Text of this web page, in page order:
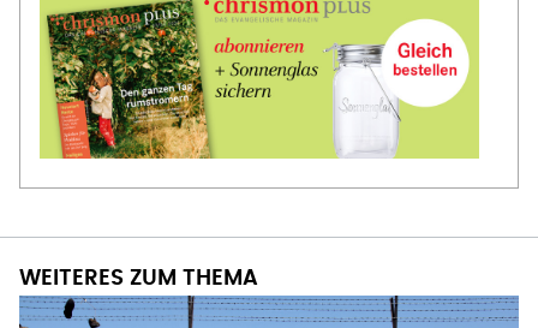
WEITERES ZUM THEMA